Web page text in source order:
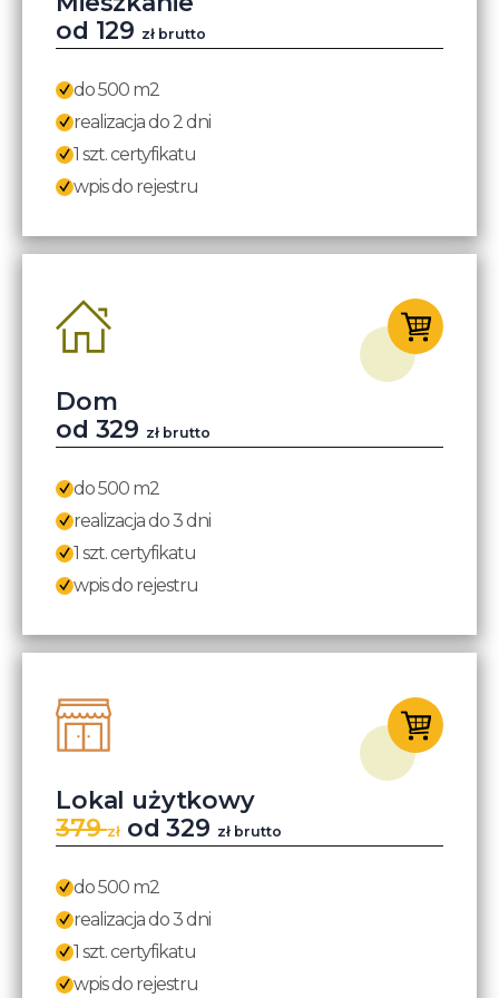
od 129 zł brutto
do 500 m2
realizacja do 2 dni
1 szt. certyfikatu
wpis do rejestru
Dom
od 329 zł brutto
do 500 m2
realizacja do 3 dni
1 szt. certyfikatu
wpis do rejestru
Lokal użytkowy
379zł od 329 zł brutto
do 500 m2
realizacja do 3 dni
1 szt. certyfikatu
wpis do rejestru